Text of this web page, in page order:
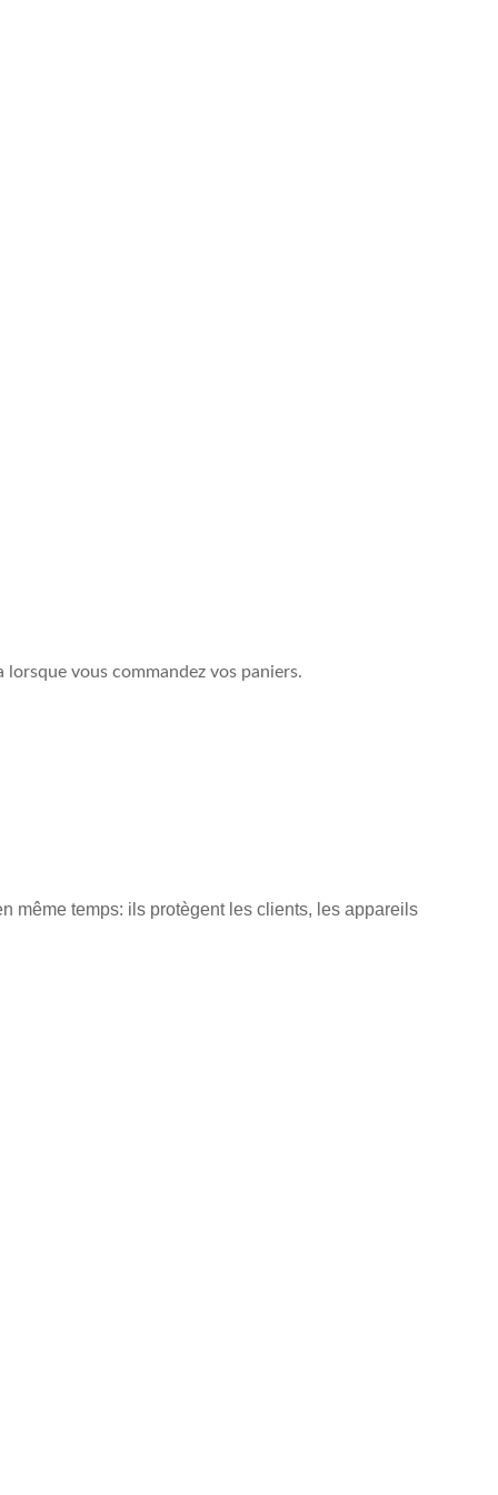
vous commandez vos paniers.
même temps: ils protègent les clients, les appareils